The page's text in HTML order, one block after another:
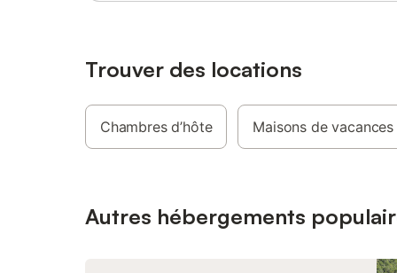
Trouver des locations
Chambres d’hôte Maisons de vacances
Autres hébergements